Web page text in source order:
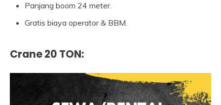
Panjang boom 24 meter.
Gratis biaya operator & BBM.
Crane 20 TON: